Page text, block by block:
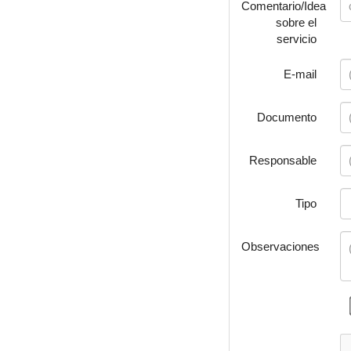
Comentario/Idea
sobre el
servicio
E-mail
Documento
Responsable
Tipo
Observaciones